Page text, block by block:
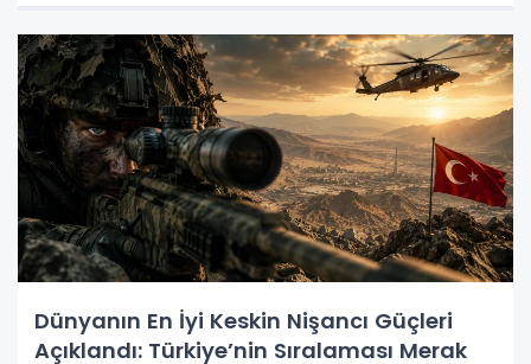
Dünyanın En İyi Keskin Nişancı Güçleri
Açıklandı: Türkiye’nin Sıralaması Merak